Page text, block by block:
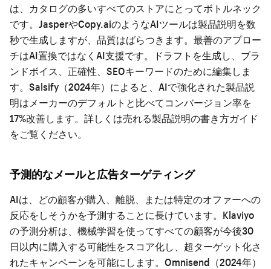
は、カタログの多いすべてのストアにとってボトルネック
です。JasperやCopy.aiのようなAIツールは製品説明を数
秒で生成しますが、品質はばらつきます。最善のアプロー
チはAI置換ではなくAI支援です。ドラフトを生成し、ブラ
ンドボイス、正確性、SEOキーワードのために編集しま
す。Salsify（2024年）によると、AIで強化された製品説
明はメーカーのデフォルトと比べてコンバージョン率を
17%改善します。詳しくは売れる製品説明の書き方ガイド
をご覧ください。
予測的なメールと広告ターゲティング
AIは、どの顧客が購入、離脱、または特定のオファーへの
反応をしそうかを予測することに長けています。Klaviyo
の予測分析は、機械学習を使ってすべての顧客が今後30
日以内に購入する可能性をスコア化し、超ターゲット化さ
れたキャンペーンを可能にします。Omnisend（2024年）